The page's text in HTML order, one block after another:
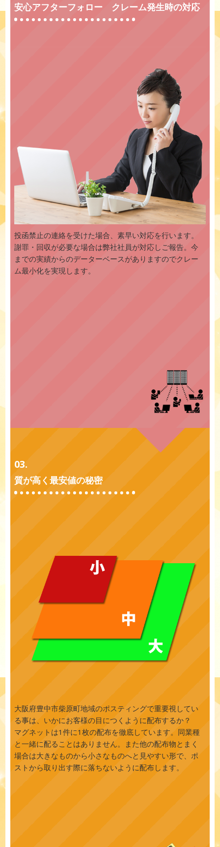
安心アフターフォロー クレーム発生時の対応
投函禁止の連絡を受けた場合、素早い対応を行います。
謝罪・回収が必要な場合は弊社社員が対応しご報告。今
までの実績からのデーターベースがありますのでクレー
ム最小化を実現します。
03.
質が高く最安値の秘密
大阪府豊中市柴原町地域のポスティングで重要視してい
る事は、いかにお客様の目につくように配布するか？
マグネットは1件に1枚の配布を徹底しています。同業種
と一緒に配ることはありません。また他の配布物とまく
場合は大きなものから小さなものへと見やすい形で、ポ
ストから取り出す際に落ちないように配布します。